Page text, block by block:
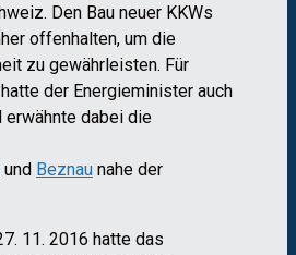
Den Bau neuer KKWs
offenhalten, um die
zu gewährleisten. Für
der Energieminister auch
erwähnte dabei die
und Beznau nahe der
11. 2016 hatte das